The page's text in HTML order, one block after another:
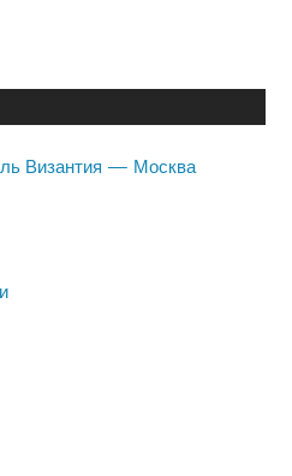
Византия — Москва